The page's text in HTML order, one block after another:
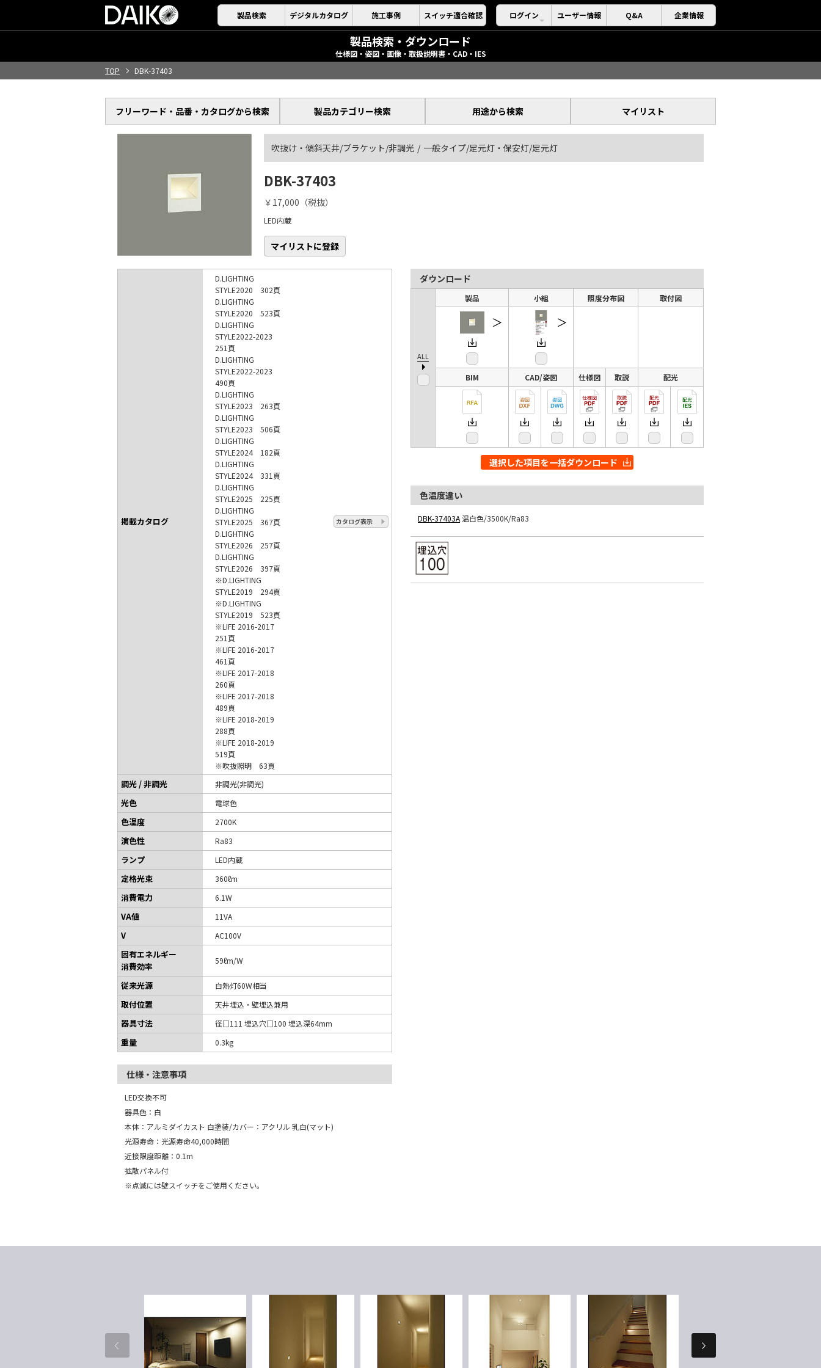
製品検索 デジタルカタログ 施工事例 スイッチ適合確認 ログイン ユーザー情報 Q&A 企業情報
製品検索・ダウンロード
仕様図・姿図・画像・取扱説明書・CAD・IES
TOP
DBK-37403
フリーワード・品番・ カタログから検索 製品カテゴリー検索 用途から検索 マイリスト
吹抜け・傾斜天井/ブラケット/非調光 一般タイプ/足元灯・保安灯/足元灯
DBK-37403
￥17,000（税抜）
LED内蔵
マイリストに登録
掲載カタログ
D.LIGHTING
STYLE2020 302頁
D.LIGHTING
STYLE2020 523頁
D.LIGHTING
STYLE2022-2023
251頁
D.LIGHTING
STYLE2022-2023
490頁
D.LIGHTING
STYLE2023 263頁
D.LIGHTING
STYLE2023 506頁
D.LIGHTING
STYLE2024 182頁
D.LIGHTING
STYLE2024 331頁
D.LIGHTING
STYLE2025 225頁
D.LIGHTING
STYLE2025 367頁
D.LIGHTING
STYLE2026 257頁
D.LIGHTING
STYLE2026 397頁
※D.LIGHTING
STYLE2019 294頁
※D.LIGHTING
STYLE2019 523頁
※LIFE 2016-2017
251頁
※LIFE 2016-2017
461頁
※LIFE 2017-2018
260頁
※LIFE 2017-2018
489頁
※LIFE 2018-2019
288頁
※LIFE 2018-2019
519頁
※吹抜照明 63頁
カタログ表示
調光 / 非調光 非調光(非調光)
光色 電球色
色温度 2700K
演色性 Ra83
ランプ LED内蔵
定格光束 360ℓm
消費電力 6.1W
VA値 11VA
V AC100V
固有エネルギー
消費効率
59ℓm/W
従来光源 白熱灯60W相当
取付位置 天井埋込・壁埋込兼用
器具寸法 径□111 埋込穴□100 埋込深64mm
重量 0.3kg
仕様・注意事項
LED交換不可
器具色：白
本体：アルミダイカスト 白塗装/カバー：アクリル 乳白(マット)
光源寿命：光源寿命40,000時間
近接限度距離：0.1m
拡散パネル付
※点滅には壁スイッチをご使用ください。
ダウンロード
ALL
製品 小組 照度分布図 取付図
＞ ＞
BIM CAD/姿図 仕様図 取説 配光
選択した項目を一括ダウンロード
色温度違い
DBK-37403A温白色/3500K/Ra83